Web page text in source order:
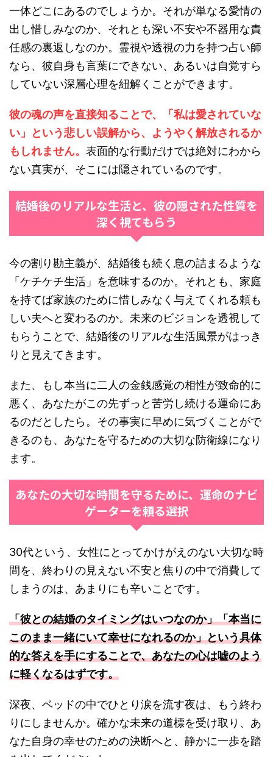
一体どこにあるのでしょうか。それが単なる愛情の
出し惜しみなのか、それとも深い不安や不器用な責
任感の裏返しなのか。霊視や透視の力を持つ占い師
なら、彼自身も言葉にできない、あるいは自覚すら
していない深層心理を紐解くことができます。
彼の魂の声を直接知ることで、「私は愛されていな
い」という悲しい誤解から、ようやく解放されるか
もしれません。 表面的な行動だけでは絶対にわから
ない真実が、そこには隠されているのです。
結婚後のリアルな生活と、彼の隠された性質を
深く視てもらう
今の割り勘主義が、結婚後も続く息の詰まるような
「ケチケチ生活」を意味するのか。それとも、家庭
を持てば家族のために惜しみなく与えてくれる頼も
しい夫へと変わるのか。未来のビジョンを透視して
もらうことで、結婚後のリアルな生活風景がはっき
りと見えてきます。
また、もし本当に二人の金銭感覚の相性が致命的に
悪く、あなたがこの先ずっと苦労し続ける運命にあ
るのだとしたら。その事実に早めに気づくことがで
きるのも、あなたを守るための大切な防衛線になり
ます。
あなたの大切な時間を守るために、運命のナビ
ゲーターを頼る選択
30代という、女性にとってかけがえのない大切な時
間を、終わりの見えない不安と焦りの中で消費して
しまうのは、あまりにも辛いことです。
「彼との結婚のタイミングはいつなのか」「本当に
このまま一緒にいて幸せになれるのか」という具体
的な答えを手にすることで、あなたの心は嘘のよう
に軽くなるはずです。
深夜、ベッドの中でひとり涙を流す夜は、もう終わ
りにしませんか。確かな未来の道標を受け取り、あ
なた自身の幸せのための決断へと、静かに一歩を踏